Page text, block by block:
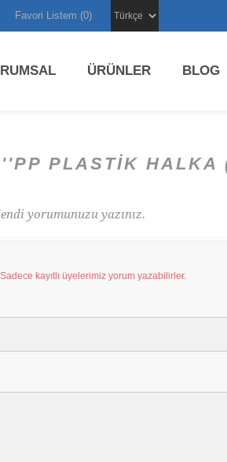
Favori Listem (0)
ÜRÜNLER BLOG
PP PLASTIK HALKA
yorumunuzu yazınız.
kayıtlı üyelerimiz yorum yazabilirler.